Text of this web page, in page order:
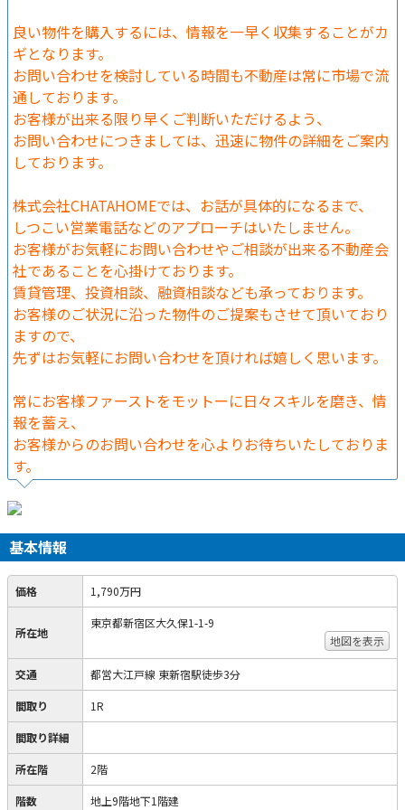
良い物件を購入するには、情報を一早く収集することがカ
ギとなります。
お問い合わせを検討している時間も不動産は常に市場で流
通しております。
お客様が出来る限り早くご判断いただけるよう、
お問い合わせにつきましては、迅速に物件の詳細をご案内
しております。
株式会社CHATAHOMEでは、お話が具体的になるまで、
しつこい営業電話などのアプローチはいたしません。
お客様がお気軽にお問い合わせやご相談が出来る不動産会
社であることを心掛けております。
賃貸管理、投資相談、融資相談なども承っております。
お客様のご状況に沿った物件のご提案もさせて頂いており
ますので、
先ずはお気軽にお問い合わせを頂ければ嬉しく思います。
常にお客様ファーストをモットーに日々スキルを磨き、情
報を蓄え、
お客様からのお問い合わせを心よりお待ちいたしておりま
す。
基本情報
価格 1,790万円
所在地
東京都新宿区大久保1-1-9
地図を表示
交通 都営大江戸線 東新宿駅徒歩3分
間取り 1R
間取り詳細
所在階 2階
階数 地上9階地下1階建